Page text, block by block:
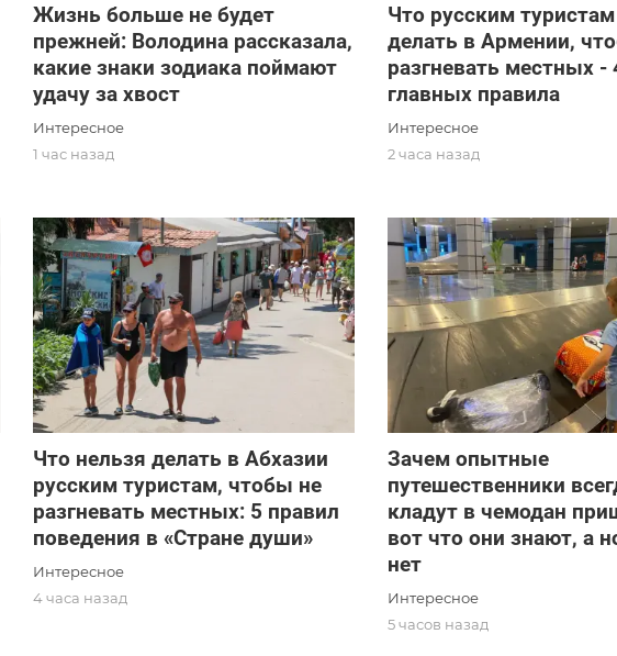
Жизнь больше не будет
прежней: Володина рассказала,
какие знаки зодиака поймают
удачу за хвост
Интересное
1 час назад
Что русским
делать в Армении,
разгневать местных -
главных правила
Интересное
2 часа назад
Что нельзя делать в Абхазии
русским туристам, чтобы не
разгневать местных: 5 правил
поведения в «Стране души»
Интересное
4 часа назад
Зачем опытные
путешественники
кладут в чемодан
вот что они знают, а
нет
Интересное
5 часов назад